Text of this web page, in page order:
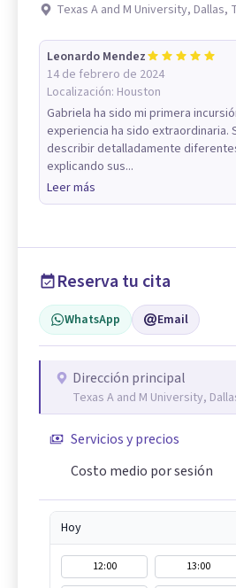
Texas A and M University, Dallas,
Leonardo Mendez
14 de febrero de 2024
Localización: Houston
Gabriela ha sido mi primera
experiencia ha sido extraordinaria.
describir detalladamente
explicando sus...
Leer más
Reserva tu cita
WhatsApp Email
Dirección principal
Texas A and M University,
Servicios y precios
Costo medio por sesión
Hoy
12:00 13:00